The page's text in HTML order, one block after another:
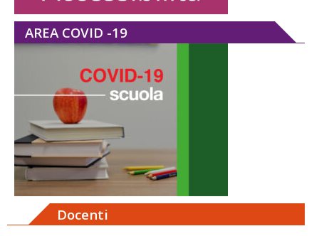
AREA COVID -19
Docenti